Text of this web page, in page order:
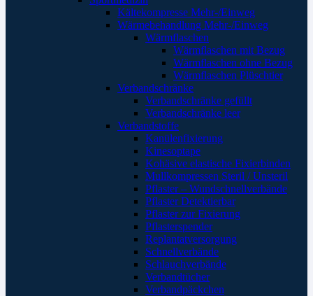
Kältekompresse Mehr-/Einweg
Wärmebehandlung Mehr-/Einweg
Wärmflaschen
Wärmflaschen mit Bezug
Wärmflaschen ohne Bezug
Wärmflaschen Plüschtier
Verbandschränke
Verbandschränke gefüllt
Verbandschränke leer
Verbandstoffe
Kanülenfixierung
Kinesoptape
Kohäsive elastische Fixierbinden
Mullkompressen Steril / Unsteril
Pflaster – Wundschnellverbände
Pflaster Detektierbar
Pflaster zur Fixierung
Pflasterspender
Replantatversorgung
Schnellverbände
Schlauchverbände
Verbandtücher
Verbandpäckchen